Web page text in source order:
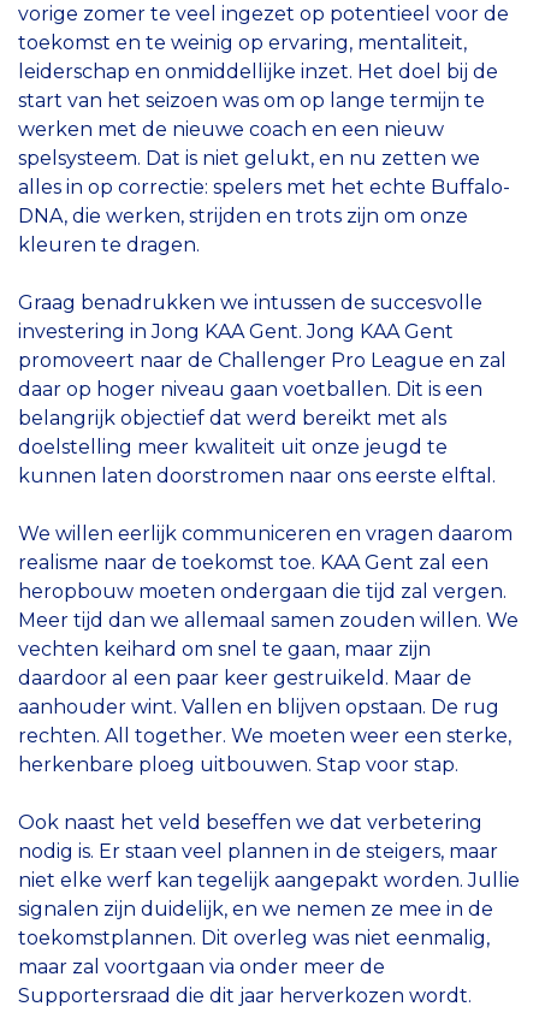
vorige zomer te veel ingezet op potentieel voor de
toekomst en te weinig op ervaring, mentaliteit,
leiderschap en onmiddellijke inzet. Het doel bij de
start van het seizoen was om op lange termijn te
werken met de nieuwe coach en een nieuw
spelsysteem. Dat is niet gelukt, en nu zetten we
alles in op correctie: spelers met het echte Buffalo-
DNA, die werken, strijden en trots zijn om onze
kleuren te dragen.
Graag benadrukken we intussen de succesvolle
investering in Jong KAA Gent. Jong KAA Gent
promoveert naar de Challenger Pro League en zal
daar op hoger niveau gaan voetballen. Dit is een
belangrijk objectief dat werd bereikt met als
doelstelling meer kwaliteit uit onze jeugd te
kunnen laten doorstromen naar ons eerste elftal.
We willen eerlijk communiceren en vragen daarom
realisme naar de toekomst toe. KAA Gent zal een
heropbouw moeten ondergaan die tijd zal vergen.
Meer tijd dan we allemaal samen zouden willen. We
vechten keihard om snel te gaan, maar zijn
daardoor al een paar keer gestruikeld. Maar de
aanhouder wint. Vallen en blijven opstaan. De rug
rechten. All together. We moeten weer een sterke,
herkenbare ploeg uitbouwen. Stap voor stap.
Ook naast het veld beseffen we dat verbetering
nodig is. Er staan veel plannen in de steigers, maar
niet elke werf kan tegelijk aangepakt worden. Jullie
signalen zijn duidelijk, en we nemen ze mee in de
toekomstplannen. Dit overleg was niet eenmalig,
maar zal voortgaan via onder meer de
Supportersraad die dit jaar herverkozen wordt.